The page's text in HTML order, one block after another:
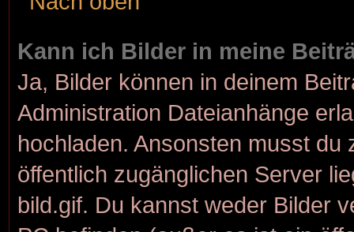
Kann ich Bilder in meine
Ja, Bilder können in deinem
Administration Dateianhänge
hochladen. Ansonsten musst
öffentlich zugänglichen Server
bild.gif. Du kannst weder Bilder